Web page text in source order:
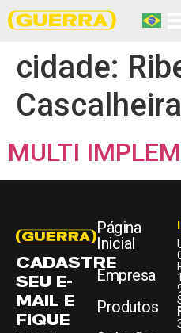
cidade:
Cascalheira
MULTI
CADASTRE
SEU E-
MAIL E
FIQUE
Página
Inicial
Empresa
Produtos